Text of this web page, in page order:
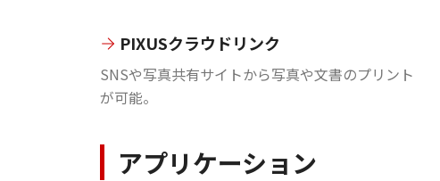
PIXUSクラウドリンク
SNSや写真共有サイトから写真や文書のプリント
が可能。
アプリケーション